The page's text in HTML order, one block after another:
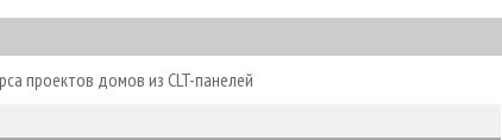
проектов домов из CLT-панелей